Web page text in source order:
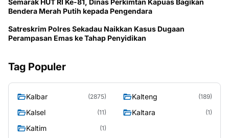
Semarak HUT RI Ke-81, Dinas Perkimtan Kapuas Bagikan
Bendera Merah Putih kepada Pengendara
Satreskrim Polres Sekadau Naikkan Kasus Dugaan
Perampasan Emas ke Tahap Penyidikan
Tag Populer
Kalbar (2875) Kalteng (189)
Kalsel (11) Kaltara (1)
Kaltim (1)